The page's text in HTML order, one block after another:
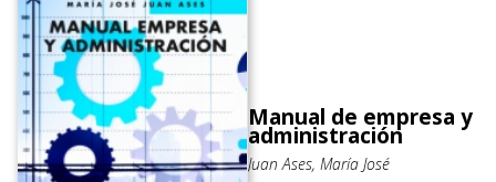
Manual de empresa y
administración
Juan Ases, María José